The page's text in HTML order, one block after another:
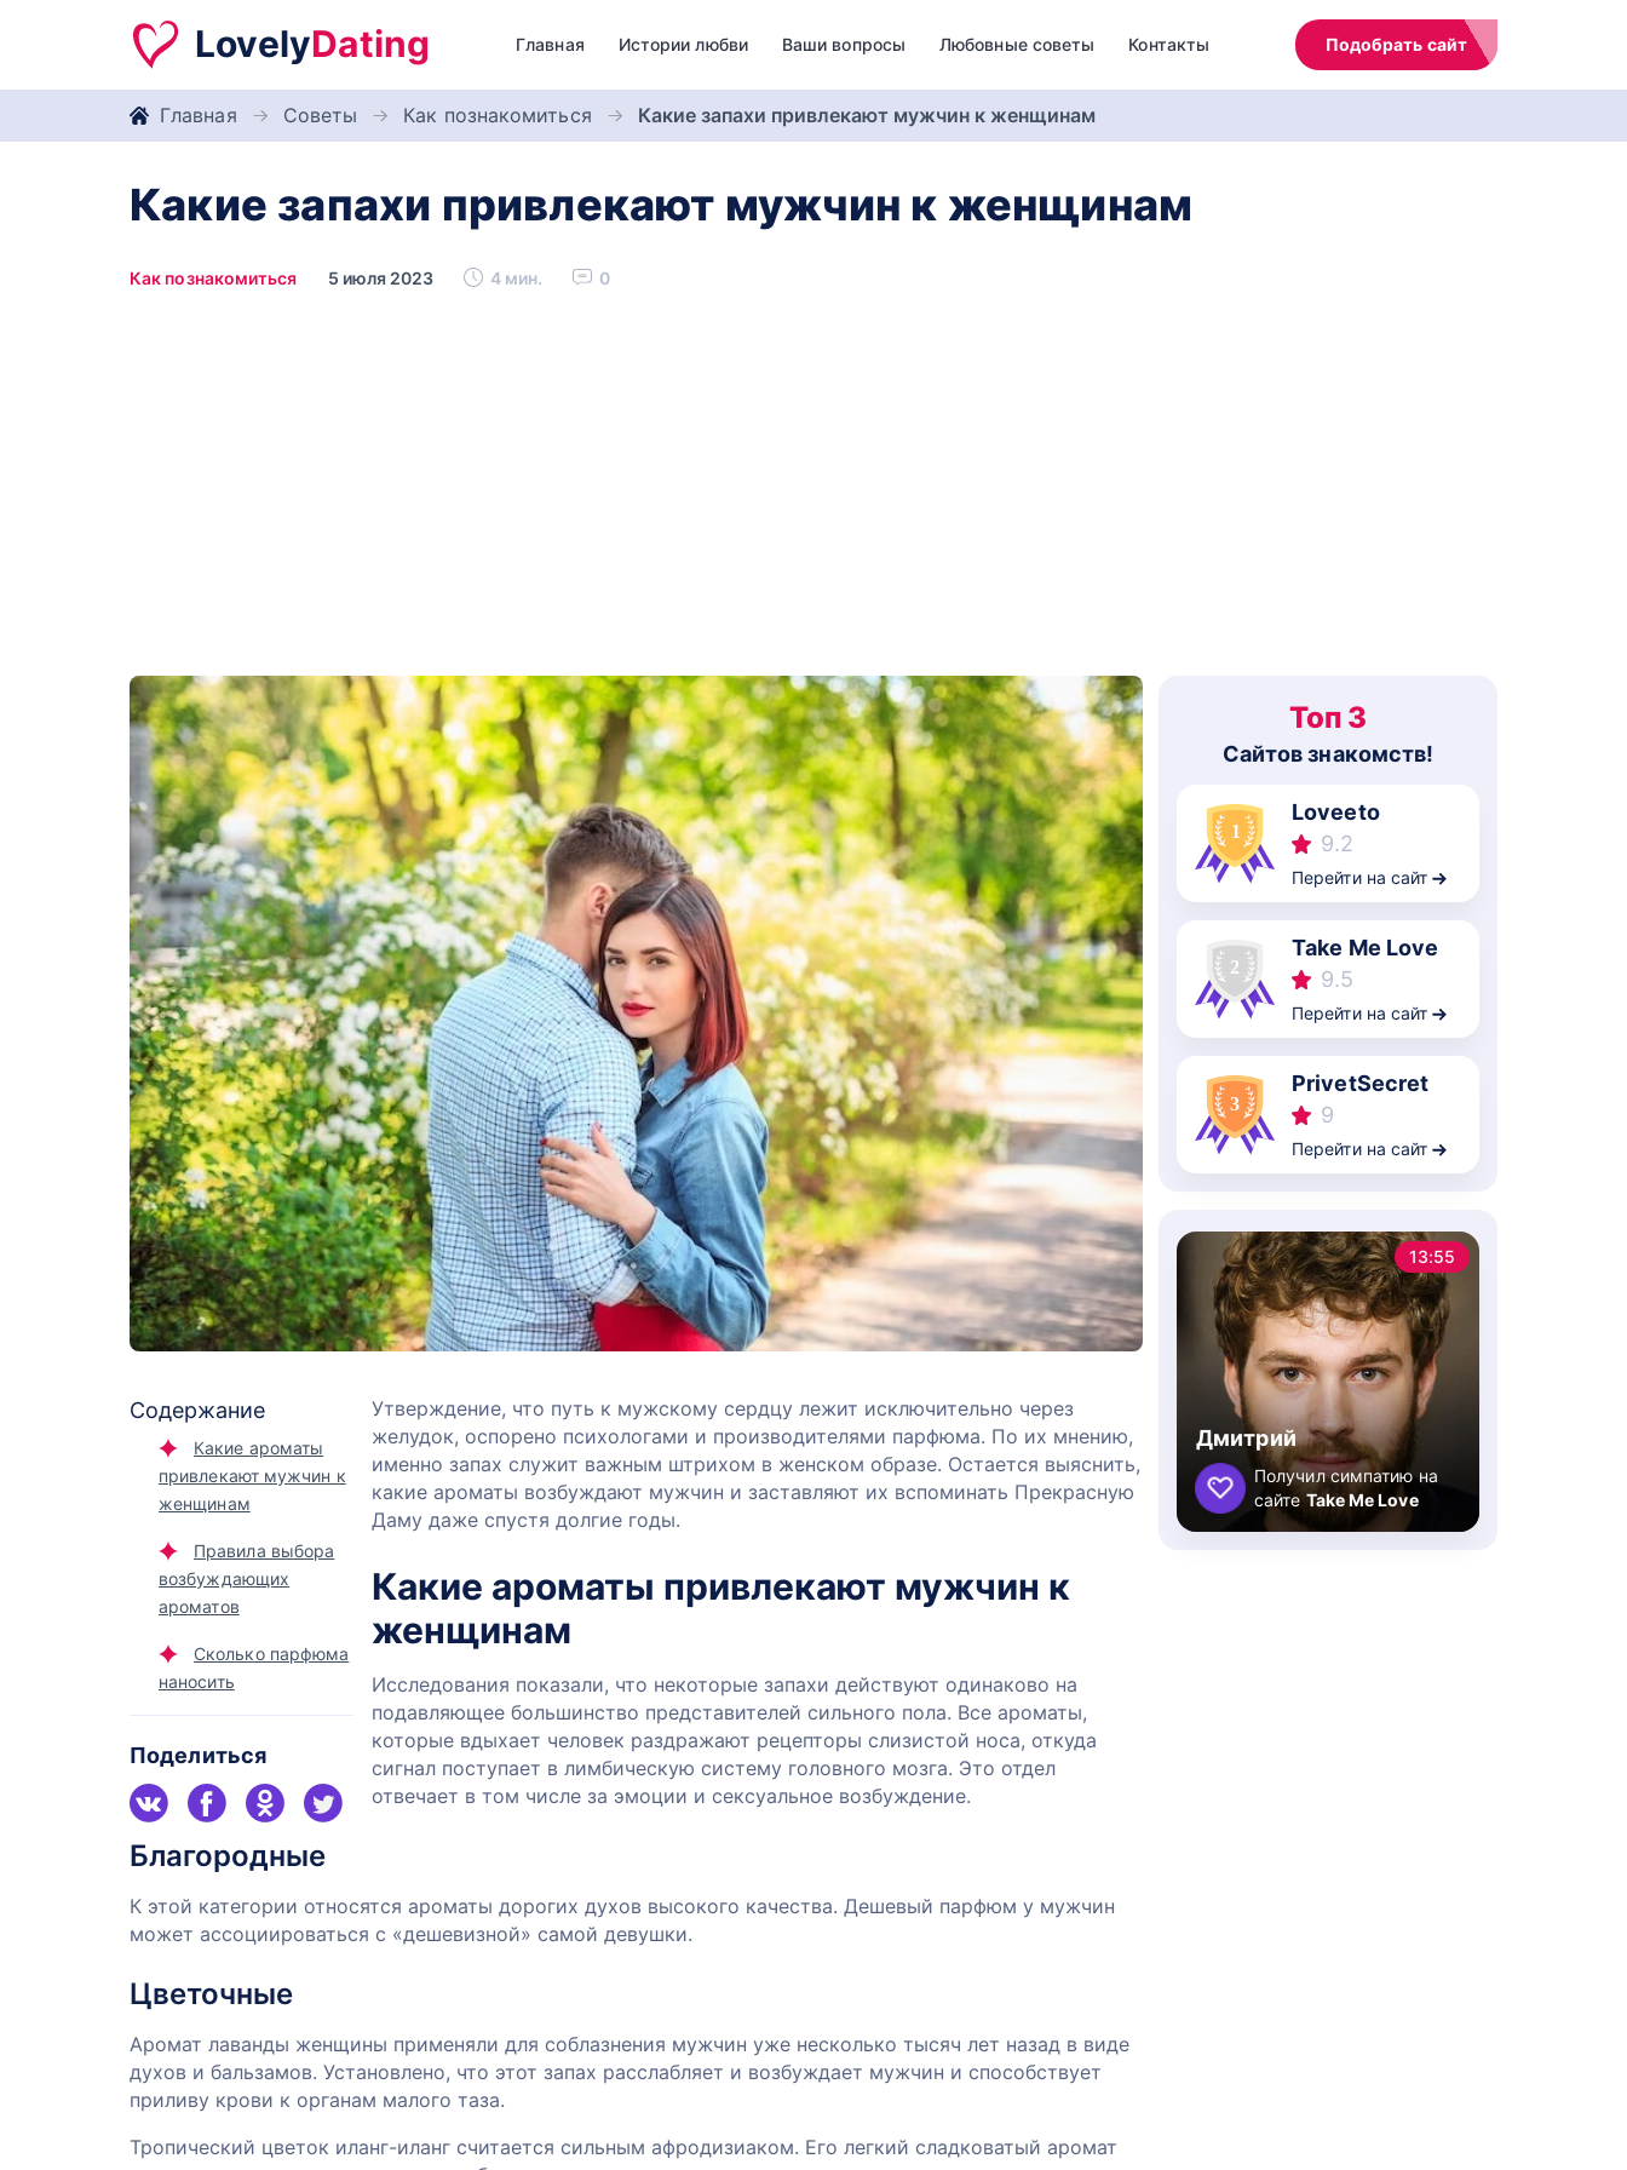
LovelyDating Главная Истории любви Ваши вопросы Любовные советы Контакты Подобрать сайт
Главная Советы Как познакомиться Какие запахи привлекают мужчин к женщинам
Какие запахи привлекают мужчин к женщинам
Как познакомиться 5 июля 2023 4 мин. 0
Содержание
Какие ароматы
привлекают мужчин к
женщинам
Правила выбора
возбуждающих
ароматов
Сколько парфюма
наносить
Поделиться
Утверждение, что путь к мужскому сердцу лежит исключительно через
желудок, оспорено психологами и производителями парфюма. По их мнению,
именно запах служит важным штрихом в женском образе. Остается выяснить,
какие ароматы возбуждают мужчин и заставляют их вспоминать Прекрасную
Даму даже спустя долгие годы.
Какие ароматы привлекают мужчин к
женщинам
Исследования показали, что некоторые запахи действуют одинаково на
подавляющее большинство представителей сильного пола. Все ароматы,
которые вдыхает человек раздражают рецепторы слизистой носа, откуда
сигнал поступает в лимбическую систему головного мозга. Это отдел
отвечает в том числе за эмоции и сексуальное возбуждение.
Благородные
К этой категории относятся ароматы дорогих духов высокого качества. Дешевый парфюм у мужчин
может ассоциироваться с «дешевизной» самой девушки.
Цветочные
Аромат лаванды женщины применяли для соблазнения мужчин уже несколько тысяч лет назад в виде
духов и бальзамов. Установлено, что этот запах расслабляет и возбуждает мужчин и способствует
приливу крови к органам малого таза.
Тропический цветок иланг-иланг считается сильным афродизиаком. Его легкий сладковатый аромат
Топ 3
Cайтов знакомств!
Loveeto
9.2
Перейти на сайт
Take Me Love
9.5
Перейти на сайт
PrivetSecret
9
Перейти на сайт
13:55
Дмитрий
Получил симпатию на
сайтеTake Me Love